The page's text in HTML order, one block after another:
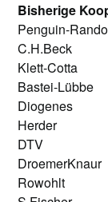
Bisherige
Penguin-
C.H.Beck
Klett-Cotta
Bastei-Lübbe
Diogenes
Herder
DTV
DroemerKnaur
Rowohlt